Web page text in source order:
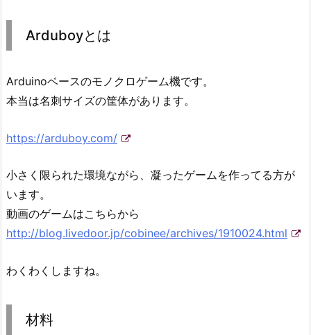
Arduboyとは
Arduinoベースのモノクロゲーム機です。
本当は名刺サイズの筐体があります。
https://arduboy.com/
小さく限られた環境ながら、凝ったゲームを作ってる方が
います。
動画のゲームはこちらから
http://blog.livedoor.jp/cobinee/archives/1910024.html
わくわくしますね。
材料